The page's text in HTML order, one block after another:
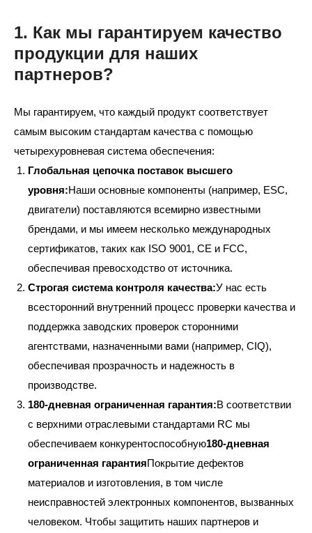
1. Как мы гарантируем качество
продукции для наших
партнеров?
Мы гарантируем, что каждый продукт соответствует
самым высоким стандартам качества с помощью
четырехуровневая система обеспечения:
Глобальная цепочка поставок высшего
уровня:Наши основные компоненты (например, ESC,
двигатели) поставляются всемирно известными
брендами, и мы имеем несколько международных
сертификатов, таких как ISO 9001, CE и FCC,
обеспечивая превосходство от источника.
Строгая система контроля качества:У нас есть
всесторонний внутренний процесс проверки качества и
поддержка заводских проверок сторонними
агентствами, назначенными вами (например, CIQ),
обеспечивая прозрачность и надежность в
производстве.
180-дневная ограниченная гарантия:В соответствии
с верхними отраслевыми стандартами RC мы
обеспечиваем конкурентоспособную180-дневная
ограниченная гарантияПокрытие дефектов
материалов и изготовления, в том числе
неисправностей электронных компонентов, вызванных
человеком. Чтобы защитить наших партнеров и